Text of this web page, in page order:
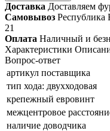
Доставка Доставляем
Самовывоз Республика
21
Оплата Наличный и
Характеристики
Вопрос-ответ
артикул поставщика
тип хода: двухходовая
крепежный евровинт
межцентровое
наличие доводчика